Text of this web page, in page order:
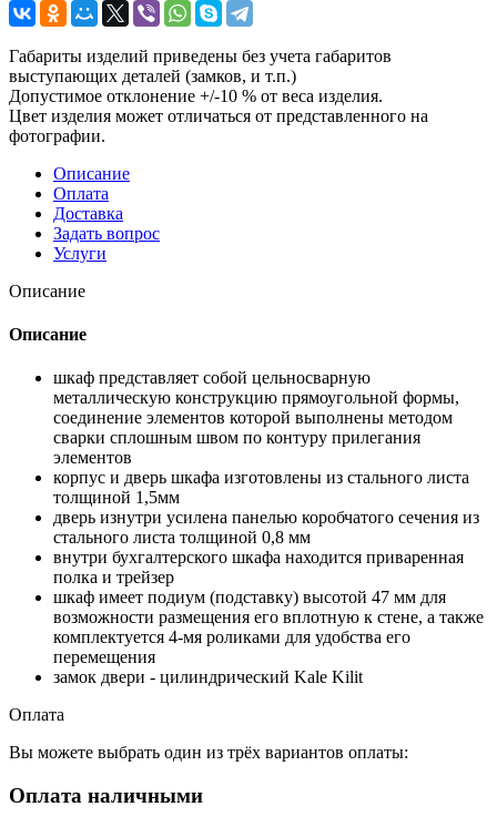
Габариты изделий приведены без учета габаритов
выступающих деталей (замков, и т.п.)
Допустимое отклонение +/-10 % от веса изделия.
Цвет изделия может отличаться от представленного на
фотографии.
Описание
Оплата
Доставка
Задать вопрос
Услуги
Описание
Описание
шкаф представляет собой цельносварную
металлическую конструкцию прямоугольной формы,
соединение элементов которой выполнены методом
сварки сплошным швом по контуру прилегания
элементов
корпус и дверь шкафа изготовлены из стального листа
толщиной 1,5мм
дверь изнутри усилена панелью коробчатого сечения из
стального листа толщиной 0,8 мм
внутри бухгалтерского шкафа находится приваренная
полка и трейзер
шкаф имеет подиум (подставку) высотой 47 мм для
возможности размещения его вплотную к стене, а также
комплектуется 4-мя роликами для удобства его
перемещения
замок двери - цилиндрический Kale Kilit
Оплата
Вы можете выбрать один из трёх вариантов оплаты:
Оплата наличными